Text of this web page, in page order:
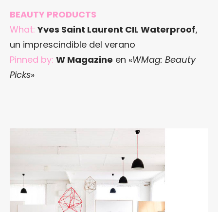
BEAUTY PRODUCTS
What: Yves Saint Laurent CIL Waterproof,
un imprescindible del verano
Pinned by: W Magazine en «WMag: Beauty
Picks»